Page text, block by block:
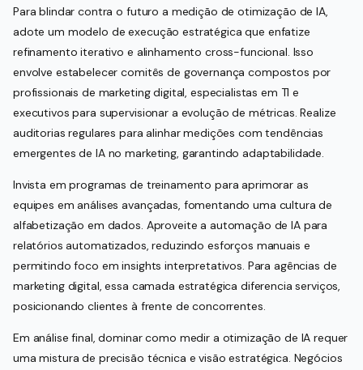
Para blindar contra o futuro a medição de otimização de IA,
adote um modelo de execução estratégica que enfatize
refinamento iterativo e alinhamento cross-funcional. Isso
envolve estabelecer comitês de governança compostos por
profissionais de marketing digital, especialistas em TI e
executivos para supervisionar a evolução de métricas. Realize
auditorias regulares para alinhar medições com tendências
emergentes de IA no marketing, garantindo adaptabilidade.
Invista em programas de treinamento para aprimorar as
equipes em análises avançadas, fomentando uma cultura de
alfabetização em dados. Aproveite a automação de IA para
relatórios automatizados, reduzindo esforços manuais e
permitindo foco em insights interpretativos. Para agências de
marketing digital, essa camada estratégica diferencia serviços,
posicionando clientes à frente de concorrentes.
Em análise final, dominar como medir a otimização de IA requer
uma mistura de precisão técnica e visão estratégica. Negócios